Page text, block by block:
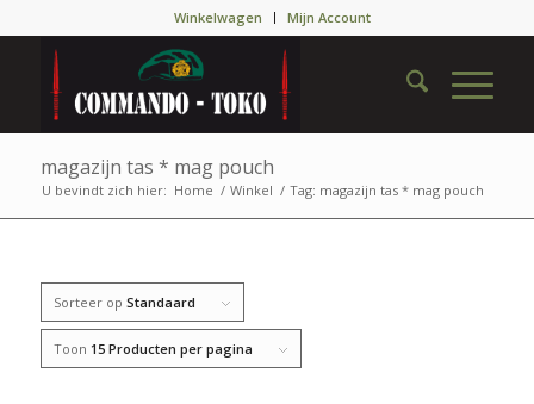
Winkelwagen Mijn Account
magazijn tas * mag pouch
U bevindt zich hier: Home / Winkel / Tag: magazijn tas * mag pouch
Sorteer op Standaard
Toon 15 Producten per pagina